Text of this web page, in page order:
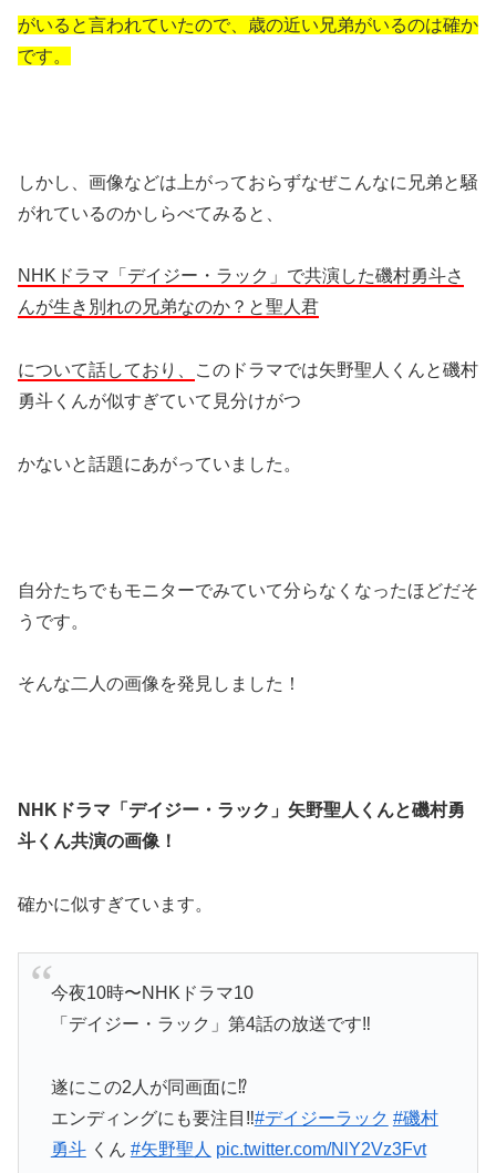
がいると言われていたので、歳の近い兄弟がいるのは確か
です。
しかし、画像などは上がっておらずなぜこんなに兄弟と騒
がれているのかしらべてみると、
NHKドラマ「デイジー・ラック」で共演した磯村勇斗さ
んが生き別れの兄弟なのか？と聖人君
について話しており、
このドラマでは矢野聖人くんと磯村
勇斗くんが似すぎていて見分けがつ
かないと話題にあがっていました。
自分たちでもモニターでみていて分らなくなったほどだそ
うです。
そんな二人の画像を発見しました！
NHKドラマ「デイジー・ラック」矢野聖人くんと磯村勇
斗くん共演の画像！
確かに似すぎています。
今夜10時〜NHKドラマ10
「デイジー・ラック」第4話の放送です‼︎
遂にこの2人が同画面に⁉︎
エンディングにも要注目‼︎#デイジーラック #磯村
勇斗くん #矢野聖人 pic.twitter.com/NlY2Vz3Fvt